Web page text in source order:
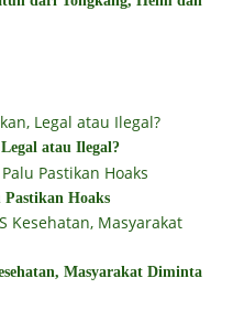
atau Ilegal?
Hoaks
Masyarakat Diminta